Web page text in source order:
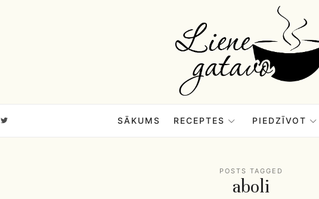
Liene
Gatavo
–
Mana
SĀKUMS RECEPTES PIEDZĪVOT
POSTS TAGGED
aboli